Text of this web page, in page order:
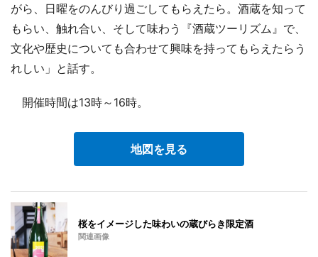
がら、日曜をのんびり過ごしてもらえたら。酒蔵を知って
もらい、触れ合い、そして味わう『酒蔵ツーリズム』で、
文化や歴史についても合わせて興味を持ってもらえたらう
れしい」と話す。
開催時間は13時～16時。
地図を見る
桜をイメージした味わいの蔵びらき限定酒
関連画像